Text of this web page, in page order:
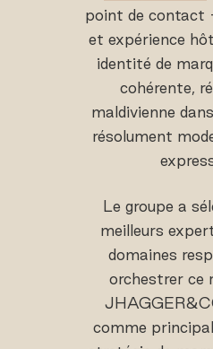
point de contact
et expérience
identité de
cohérente,
maldivienne
résolument
Le groupe a
meilleurs
domaines
orchestrer ce
comme